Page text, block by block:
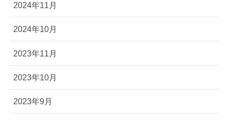
2024年11月
2024年10月
2023年11月
2023年10月
2023年9月